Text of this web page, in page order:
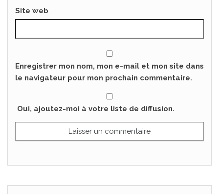
Site web
Enregistrer mon nom, mon e-mail et mon site dans
le navigateur pour mon prochain commentaire.
Oui, ajoutez-moi à votre liste de diffusion.